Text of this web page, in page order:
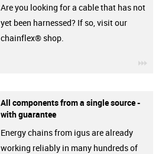
Are you looking for a cable that has not
yet been harnessed? If so, visit our
chainflex® shop.
All components from a single source -
with guarantee
Energy chains from igus are already
working reliably in many hundreds of